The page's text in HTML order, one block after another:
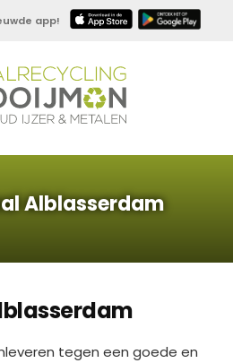
app!
Alblasserdam
tegen een goede en